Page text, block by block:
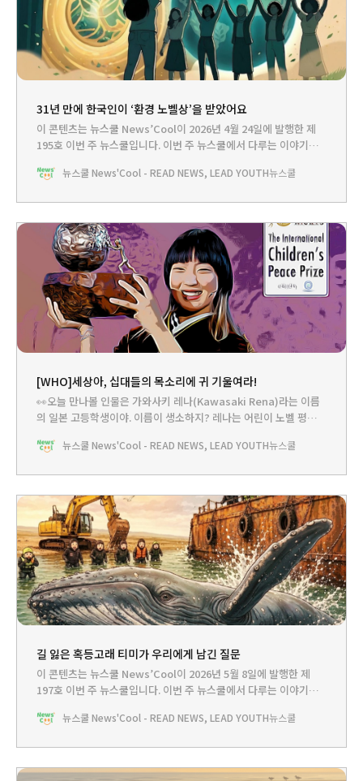
31년 만에 한국인이 ‘환경 노벨상’을 받았어요
이 콘텐츠는 뉴스쿨 News’Cool이 2026년 4월 24일에 발행한 제
195호 이번 주 뉴스쿨입니다.‌ 이번 주 뉴스쿨에서 다루는 이야기는...
- 환경권, 누구나 누려야 할 기본권?PLAY - 2049년, 미래의 나에게
뉴스쿨 News'Cool - READ NEWS, LEAD YOUTH뉴스쿨
[WHO]세상아, 십대들의 목소리에 귀 기울여라!
👀오늘 만나볼 인물은 가와사키 레나(Kawasaki Rena)라는 이름
의 일본 고등학생이야. 이름이 생소하지? 레나는 어린이 노벨 평화상
레타 툰베리, 아동 인권 운동가 말랄라 유사프자이가 수상했던 바로
뉴스쿨 News'Cool - READ NEWS, LEAD YOUTH뉴스쿨
길 잃은 혹등고래 티미가 우리에게 남긴 질문
이 콘텐츠는 뉴스쿨 News’Cool이 2026년 5월 8일에 발행한 제
197호 이번 주 뉴스쿨입니다.‌ 이번 주 뉴스쿨에서 다루는 이야기는...
TV - 노래하는 고래 ‘혹등고래’를 아시나요?PLAY - 티미의 비밀 일
뉴스쿨 News'Cool - READ NEWS, LEAD YOUTH뉴스쿨